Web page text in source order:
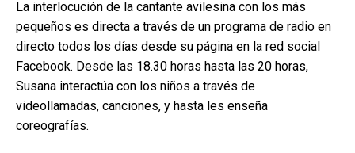
La interlocución de la cantante avilesina con los más
pequeños es directa a través de un programa de radio en
directo todos los días desde su página en la red social
Facebook. Desde las 18.30 horas hasta las 20 horas,
Susana interactúa con los niños a través de
videollamadas, canciones, y hasta les enseña
coreografías.